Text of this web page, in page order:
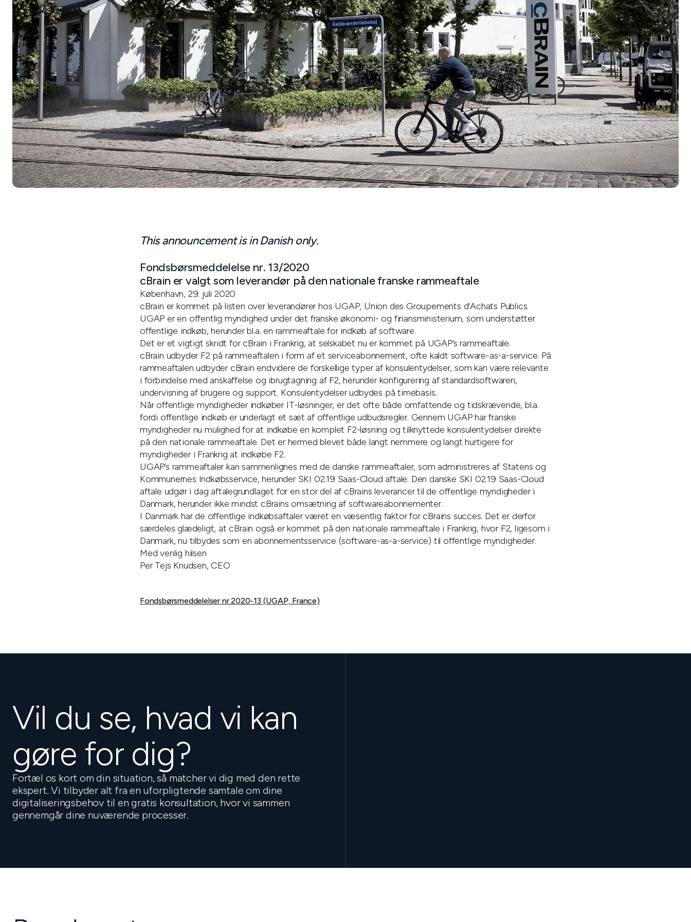
This announcement is in Danish only.
Fondsbørsmeddelelse nr. 13/2020
cBrain er valgt som leverandør på den nationale franske rammeaftale
København, 29. juli 2020
cBrain er kommet på listen over leverandører hos UGAP, Union des Groupements d'Achats Publics.
UGAP er en offentlig myndighed under det franske økonomi- og finansministerium, som understøtter
offentlige indkøb, herunder bl.a. en rammeaftale for indkøb af software.
Det er et vigtigt skridt for cBrain i Frankrig, at selskabet nu er kommet på UGAP’s rammeaftale.
cBrain udbyder F2 på rammeaftalen i form af et serviceabonnement, ofte kaldt software-as-a-service. På
rammeaftalen udbyder cBrain endvidere de forskellige typer af konsulentydelser, som kan være relevante
i forbindelse med anskaffelse og ibrugtagning af F2, herunder konfigurering af standardsoftwaren,
undervisning af brugere og support. Konsulentydelser udbydes på timebasis.
Når offentlige myndigheder indkøber IT-løsninger, er det ofte både omfattende og tidskrævende, bl.a.
fordi offentlige indkøb er underlagt et sæt af offentlige udbudsregler. Gennem UGAP har franske
myndigheder nu mulighed for at indkøbe en komplet F2-løsning og tilknyttede konsulentydelser direkte
på den nationale rammeaftale. Det er hermed blevet både langt nemmere og langt hurtigere for
myndigheder i Frankrig at indkøbe F2.
UGAP’s rammeaftaler kan sammenlignes med de danske rammeaftaler, som administreres af Statens og
Kommunernes Indkøbsservice, herunder SKI 02.19 Saas-Cloud aftale. Den danske SKI 02.19 Saas-Cloud
aftale udgør i dag aftalegrundlaget for en stor del af cBrains leverancer til de offentlige myndigheder i
Danmark, herunder ikke mindst cBrains omsætning af softwareabonnementer.
I Danmark har de offentlige indkøbsaftaler været en væsentlig faktor for cBrains succes. Det er derfor
særdeles glædeligt, at cBrain også er kommet på den nationale rammeaftale i Frankrig, hvor F2, ligesom i
Danmark, nu tilbydes som en abonnementsservice (software-as-a-service) til offentlige myndigheder.
Med venlig hilsen
Per Tejs Knudsen, CEO
Fondsbørsmeddelelser nr 2020-13 (UGAP, France)
Vil du se, hvad vi kan
gøre for dig?
Fortæl os kort om din situation, så matcher vi dig med den rette
ekspert. Vi tilbyder alt fra en uforpligtende samtale om dine
digitaliseringsbehov til en gratis konsultation, hvor vi sammen
gennemgår dine nuværende processer.